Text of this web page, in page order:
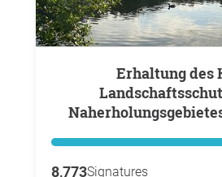
Erhaltung des KGV,
8,773Signatures